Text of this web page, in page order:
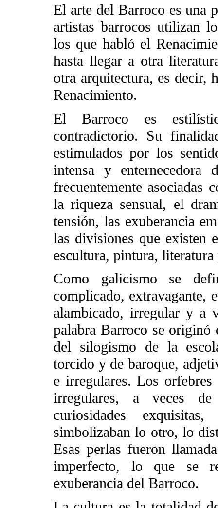
El arte del Barroco es una
artistas barrocos utilizan
los que habló el
hasta llegar a otra
otra arquitectura, es decir,
Renacimiento.
El Barroco es
contradictorio. Su
estimulados por los
intensa y enternecedora
frecuentemente asociadas
la riqueza sensual, el
tensión, las exuberancia
las divisiones que existen
escultura, pintura,
Como galicismo se
complicado, extravagante,
alambicado, irregular y a
palabra Barroco se
del silogismo de la
torcido y de baroque,
e irregulares. Los
irregulares, a veces
curiosidades
simbolizaban lo otro, lo
Esas perlas fueron
imperfecto, lo que se
exuberancia del Barroco.